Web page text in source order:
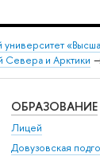
университет
Севера и Арктики
ОБРАЗОВАНИЕ
Лицей
Довузовская